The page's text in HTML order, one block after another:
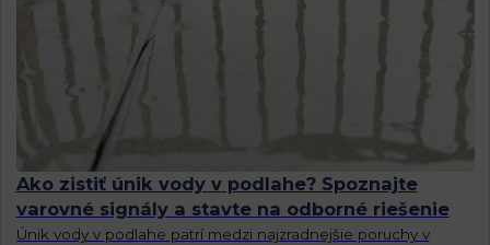
Ako zistiť únik vody v podlahe? Spoznajte
varovné signály a stavte na odborné riešenie
Únik vody v podlahe patrí medzi najzradnejšie poruchy v